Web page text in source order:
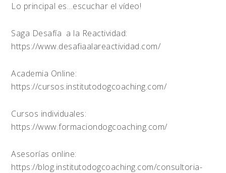
Lo principal es…escuchar el vídeo!
Saga Desafía a la Reactividad:
https://www.desafiaalareactividad.com/
Academia Online:
https://cursos.institutodogcoaching.com/
Cursos individuales:
https://www.formaciondogcoaching.com/
Asesorías online:
https://blog.institutodogcoaching.com/consultoria-